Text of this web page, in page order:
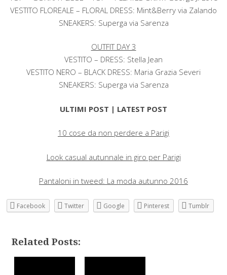
VESTITO FLOREALE – FLORAL DRESS: Mint&Berry via Zalando
SNEAKERS: Superga via Sarenza
OUTFIT DAY 3
VESTITO – DRESS: Stella Jean
VESTITO NERO – BLACK DRESS: Maria Grazia Severi
SNEAKERS: Superga via Sarenza
ULTIMI POST | LATEST POST
10 cose da non perdere a Parigi
Look casual autunnale in giro per Parigi
Pantaloni in tweed: La moda autunno 2016
Facebook Twitter Google Pinterest Tumblr
Related Posts: